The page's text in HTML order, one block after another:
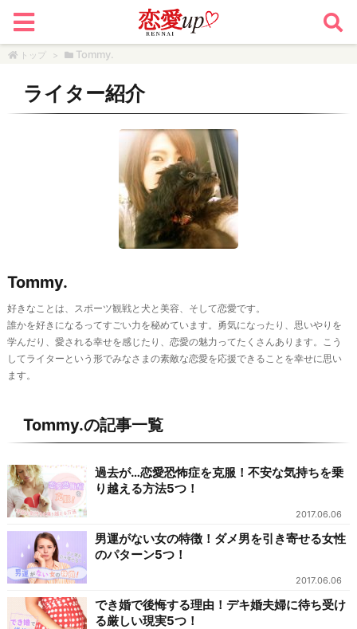
トップ > Tommy.
ライター紹介
Tommy.
好きなことは、スポーツ観戦と犬と美容、そして恋愛です。
誰かを好きになるってすごい力を秘めています。勇気になったり、思いやりを
学んだり、愛される幸せを感じたり、恋愛の魅力ってたくさんあります。こう
してライターという形でみなさまの素敵な恋愛を応援できることを幸せに思い
ます。
Tommy.の記事一覧
過去が…恋愛恐怖症を克服！不安な気持ちを乗
り越える方法5つ！
2017.06.06
男運がない女の特徴！ダメ男を引き寄せる女性
のパターン5つ！
2017.06.06
でき婚で後悔する理由！デキ婚夫婦に待ち受け
る厳しい現実5つ！